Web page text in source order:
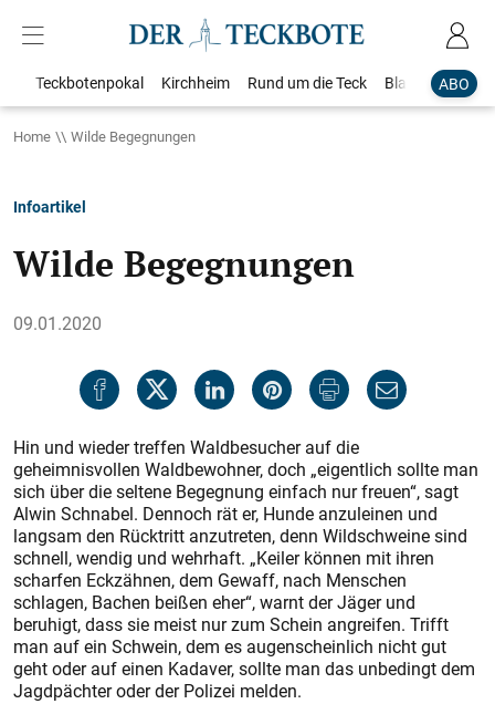
ABO
Teckbotenpokal Kirchheim Rund um die Teck Blaulicht
Home Wilde Begegnungen
Infoartikel
Wilde Begegnungen
09.01.2020
Hin und wieder treffen Waldbesucher auf die
geheimnisvollen Waldbewohner, doch „eigentlich sollte man
sich über die seltene Begegnung einfach nur freuen“, sagt
Alwin Schnabel. Dennoch rät er, Hunde anzuleinen und
langsam den Rücktritt anzutreten, denn Wildschweine sind
schnell, wendig und wehrhaft. „Keiler können mit ihren
scharfen Eckzähnen, dem Gewaff, nach Menschen
schlagen, Bachen beißen eher“, warnt der Jäger und
beruhigt, dass sie meist nur zum Schein angreifen. Trifft
man auf ein Schwein, dem es augenscheinlich nicht gut
geht oder auf einen Kadaver, sollte man das unbedingt dem
Jagdpächter oder der Polizei melden.